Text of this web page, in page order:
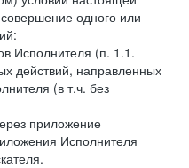
одного или
Исполнителя (п. 1.1.
действий, направленных
(в т.ч. без
приложение
Исполнителя